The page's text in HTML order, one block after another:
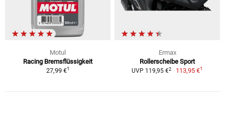
Motul
Racing Bremsflüssigkeit
27,99 €1
Ermax
Rollerscheibe Sport
UVP 119,95 €2 113,95 €1